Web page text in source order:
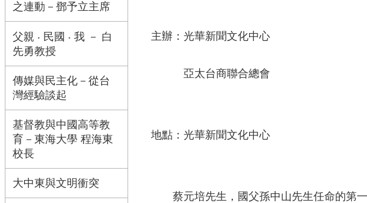
之連動－鄧予立主席
父親 ‧ 民國 ‧ 我 － 白
先勇教授
傳媒與民主化－從台
灣經驗談起
基督教與中國高等教
育－東海大學 程海東
校長
大中東與文明衝突
主辦：光華新聞文化中心
亞太台商聯合總會
地點：光華新聞文化中心
蔡元培先生，國父孫中山先生任命的第一